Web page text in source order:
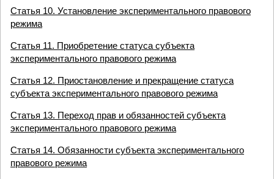
Статья 10. Установление экспериментального правового
режима
Статья 11. Приобретение статуса субъекта
экспериментального правового режима
Статья 12. Приостановление и прекращение статуса
субъекта экспериментального правового режима
Статья 13. Переход прав и обязанностей субъекта
экспериментального правового режима
Статья 14. Обязанности субъекта экспериментального
правового режима